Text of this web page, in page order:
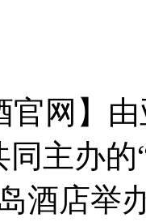
网】
主办
酒店举